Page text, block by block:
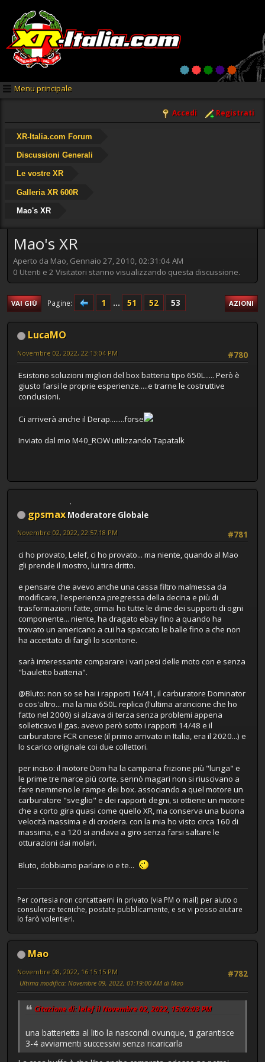
Menu principale
Accedi Registrati
XR-Italia.com Forum
Discussioni Generali
Le vostre XR
Galleria XR 600R
Mao's XR
Mao's XR
Aperto da Mao, Gennaio 27, 2010, 02:31:04 AM
0 Utenti e 2 Visitatori stanno visualizzando questa discussione.
VAI GIÙ Pagine 1 ... 51 52 53 AZIONI
LucaMO
#780
Novembre 02, 2022, 22:13:04 PM
Esistono soluzioni migliori del box batteria tipo 650L..... Però è
giusto farsi le proprie esperienze.....e trarne le costruttive
conclusioni.
Ci arriverà anche il Derap........forse
Inviato dal mio M40_ROW utilizzando Tapatalk
gpsmax Moderatore Globale
#781
Novembre 02, 2022, 22:57:18 PM
ci ho provato, Lelef, ci ho provato... ma niente, quando al Mao
gli prende il mostro, lui tira dritto.
e pensare che avevo anche una cassa filtro malmessa da
modificare, l'esperienza pregressa della decina e più di
trasformazioni fatte, ormai ho tutte le dime dei supporti di ogni
componente... niente, ha dragato ebay fino a quando ha
trovato un americano a cui ha spaccato le balle fino a che non
ha accettato di fargli lo scontone.
sarà interessante comparare i vari pesi delle moto con e senza
"bauletto batteria".
@Bluto: non so se hai i rapporti 16/41, il carburatore Dominator
o cos'altro... ma la mia 650L replica (l'ultima arancione che ho
fatto nel 2000) si alzava di terza senza problemi appena
solleticavo il gas. avevo però sotto i rapporti 14/48 e il
carburatore FCR cinese (il primo arrivato in Italia, era il 2020...) e
lo scarico originale coi due collettori.
per inciso: il motore Dom ha la campana frizione più "lunga" e
le prime tre marce più corte. sennò magari non si riuscivano a
fare nemmeno le rampe dei box. associando a quel motore un
carburatore "sveglio" e dei rapporti degni, si ottiene un motore
che a corto gira quasi come quello XR, ma conserva una buona
velocità massima e di crociera. con la mia ho visto circa 160 di
massima, e a 120 si andava a giro senza farsi saltare le
otturazioni dai molari.
Bluto, dobbiamo parlare io e te...
Per cortesia non contattaemi in privato (via PM o mail) per aiuto o
consulenze tecniche, postate pubblicamente, e se vi posso aiutare
lo farò volentieri.
Mao
#782
Novembre 08, 2022, 16:15:15 PM
Ultima modifica: Novembre 09, 2022, 01:19:00 AM di Mao
Citazione di: lelef il Novembre 02, 2022, 15:02:03 PM
una batterietta al litio la nascondi ovunque, ti garantisce
3-4 avviamenti successivi senza ricaricarla